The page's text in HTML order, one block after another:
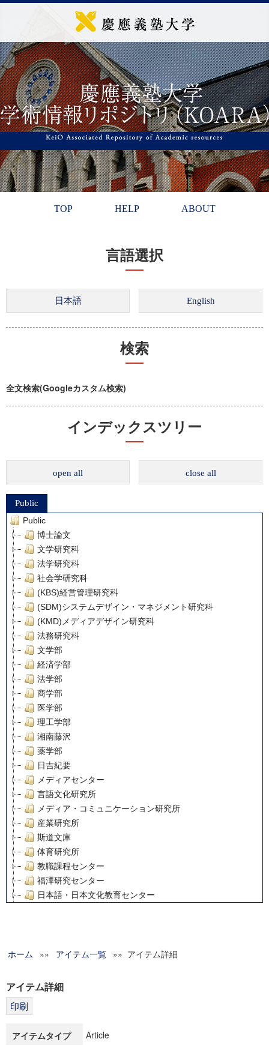
TOP HELP ABOUT
言語選択
検索
全文検索(Googleカスタム検索)
インデックスツリー
open all close all
Public
Public
博士論文
文学研究科
法学研究科
社会学研究科
(KBS)経営管理研究科
(SDM)システムデザイン・マネジメント研究科
(KMD)メディアデザイン研究科
法務研究科
文学部
経済学部
法学部
商学部
医学部
理工学部
湘南藤沢
薬学部
日吉紀要
メディアセンター
言語文化研究所
メディア・コミュニケーション研究所
産業研究所
斯道文庫
体育研究所
教職課程センター
福澤研究センター
日本語・日本文化教育センター
グローバルリサーチインスティテュート
科学研究費補助金研究成果報告書
博士課程教育リーディングプログラム「超成熟社会発展のサ
ホーム »» アイテム一覧 »» アイテム詳細
アイテム詳細
アイテムタイプ Article